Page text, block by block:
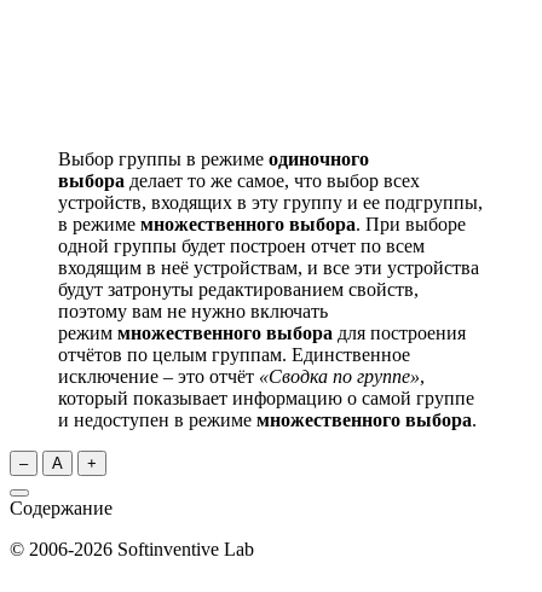
Выбор группы в режиме одиночного
выбора делает то же самое, что выбор всех
устройств, входящих в эту группу и ее подгруппы,
в режиме множественного выбора. При выборе
одной группы будет построен отчет по всем
входящим в неё устройствам, и все эти устройства
будут затронуты редактированием свойств,
поэтому вам не нужно включать
режим множественного выбора для построения
отчётов по целым группам. Единственное
исключение – это отчёт «Сводка по группе»,
который показывает информацию о самой группе
и недоступен в режиме множественного выбора.
– A +
Содержание
© 2006-2026 Softinventive Lab